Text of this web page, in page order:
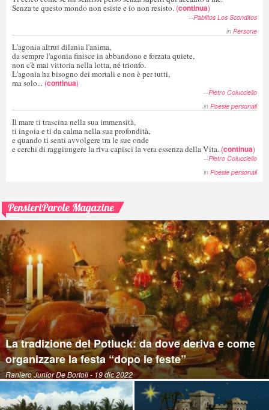
Senza te questo mondo non esiste e io non resisto. (continua)
--Pablitos Los Sconditos
in Persone
L'agonia altrui dilania l'anima,
da sempre l'agonia finisce in abbandono e forzata quiete,
non c'è mai vittoria nella lotta, né trionfo.
L'agonia ha bisogno dei mortali e non è per tutti,
ma solo... (continua)
--Pietro Colucciello
in Poesie personali
Il mare ti trascina nella sua immensità,
ti ingoia e ti da calma nella sua profondità,
e quando ti senti avvolgere tra le sue onde
e cerchi di raggiungere la riva capisci la vera essenza della Vita. (continua)
--Pietro Colucciello
in Poesie personali
PensieriParole Magazine
La tradizione del Potluck: da dove deriva e come
organizzare la festa “dopo le feste”
Raniero Junior De Bortoli- 19 dic 2022